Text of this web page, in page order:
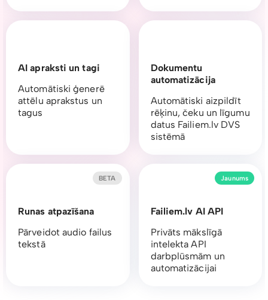
AI apraksti un tagi
Automātiski ģenerē
attēlu aprakstus un
tagus
Dokumentu
automatizācija
Automātiski aizpildīt
rēķinu, čeku un līgumu
datus Failiem.lv DVS
sistēmā
Runas atpazīšana
Pārveidot audio failus
tekstā
BETA
Failiem.lv AI API
Privāts mākslīgā
intelekta API
darbplūsmām un
automatizācijai
Jaunums